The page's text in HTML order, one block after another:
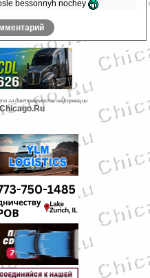
bessonnyh nochey
за достоверность информации